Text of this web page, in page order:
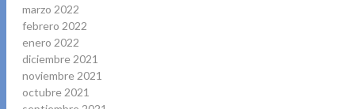
marzo 2022
febrero 2022
enero 2022
diciembre 2021
noviembre 2021
octubre 2021